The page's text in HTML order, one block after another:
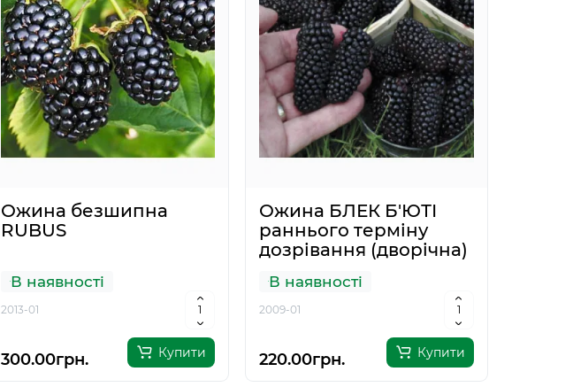
препарат Байкал-ЕМ®
В наявності
універсальна GL
В наявності
Ожина безшипна
RUBUS
В наявності
2013-01
300.00грн. Купити
Ожина БЛЕК Б'ЮТІ
раннього терміну
дозрівання (дворічна)
В наявності
2009-01
220.00грн. Купити